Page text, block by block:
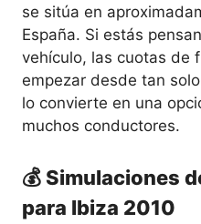
se sitúa en
España. Si estás
vehículo, las cuotas de
empezar desde tan
lo convierte en una
muchos conductores.
💰 Simulaciones
para Ibiza 2010